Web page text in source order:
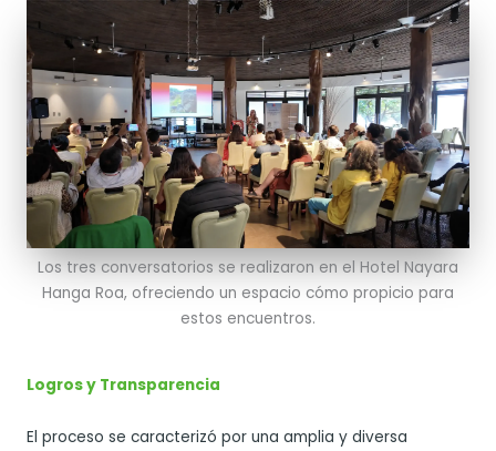
Los tres conversatorios se realizaron en el Hotel Nayara
Hanga Roa, ofreciendo un espacio cómo propicio para
estos encuentros.
Logros y Transparencia
El proceso se caracterizó por una amplia y diversa